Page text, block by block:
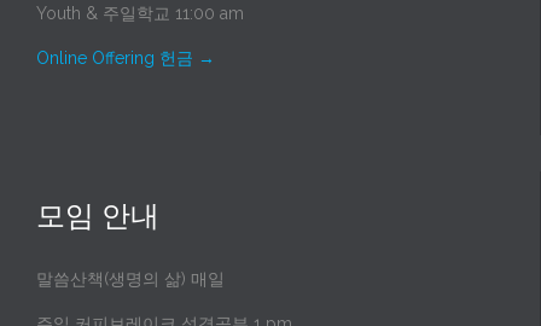
Youth & 주일학교 11:00 am
Online Offering 헌금 →
모임 안내
말씀산책(생명의 삶) 매일